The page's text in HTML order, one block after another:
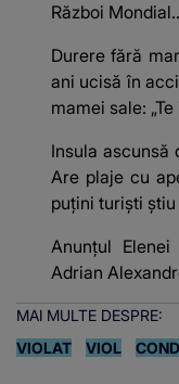
Război
Durere fără
ani ucisă în
mamei sale:
Insula ascunsă
Are plaje cu
puțini turiști știu
Anunțul
Adrian
MAI MULTE DESPRE:
VIOLAT
VIOL